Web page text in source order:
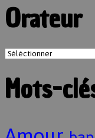
Orateur
Mots-